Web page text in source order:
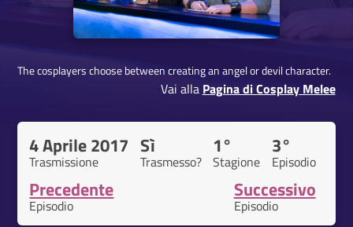
The cosplayers choose between creating an angel or devil character.
Vai alla Pagina di Cosplay Melee
4 Aprile 2017
Trasmissione
Sì
Trasmesso?
1°
Stagione
3°
Episodio
Precedente
Episodio
Successivo
Episodio